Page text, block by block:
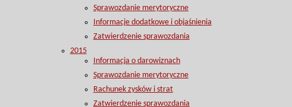
Sprawozdanie merytoryczne
Informacje dodatkowe i objaśnienia
Zatwierdzenie sprawozdania
2015
Informacja o darowiznach
Sprawozdanie merytoryczne
Rachunek zysków i strat
Zatwierdzenie sprawozdania